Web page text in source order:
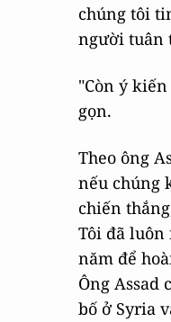
chúng tôi
người tuân
"Còn ý
gọn.
Theo ông
nếu chúng
chiến
Tôi đã
năm để
Ông Assad
bố ở Syria